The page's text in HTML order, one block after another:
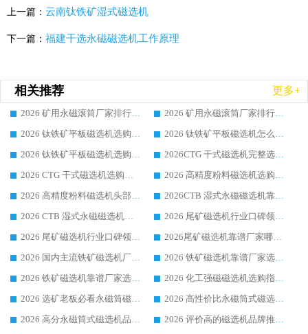
上一篇： 云南钛铁矿湿式磁选机
下一篇： 福建干选永磁磁选机工作原理
相关推荐 更多+
2026 矿用永磁滚筒厂家排行榜选购干货指南 行业口碑标杆华体会手机网页版-华体会(中国) 实力出众
2026 矿用永磁滚筒厂家排行榜选购指南，行业口碑领域强者华体会手机网页版-华体会(中国)
2026 钛铁矿平板磁选机选购全攻略 市场公认优质品牌厂家实力排行榜
2026 钛铁矿平板磁选机怎么选 靠谱生产企业实力排行榜选购参考攻略
2026 钛铁矿平板磁选机选购指南 行业口碑优选品牌生产企业实力排行榜
2026CTG 干式磁选机完整选购指南 行业口碑顶尖靠谱生产龙头厂家实力推荐
2026 CTG 干式磁选机选购指南|行业口碑靠谱生产厂家领域强者推荐
2026 高精度粉料磁选机选购全攻略 行业优质品牌华体会手机网页版-华体会(中国) 实力深度解析
2026 高精度粉料磁选机头部厂家选购指南 行业口碑靠谱品牌推荐 领域强者华体会手机网页版-华体会(中国) 解析
2026CTB 湿式永磁磁选机靠谱厂家实力排行榜 铁矿选矿设备采购全流程选购指南
2026 CTB 湿式永磁磁选机选购指南|行业口碑良好品牌推荐，领域强者华体会手机网页版-华体会(中国)
2026 尾矿磁选机行业口碑领域强者，源头直供国内主流厂家华体会手机网页版-华体会(中国) 一站式服务
2026 尾矿磁选机行业口碑领域强者，源头直供国内主流厂家华体会手机网页版-华体会(中国) 一站式服务
2026尾矿磁选机靠谱厂家哪家好 行业口碑领域强者华体会手机网页版-华体会(中国) 推荐
2026 国内主流铁矿磁选机厂家选购指南|行业口碑好品牌推荐，领域强者华体会手机网页版-华体会(中国)
2026 铁矿磁选机靠谱厂家选购全攻略 行业标杆华体会手机网页版-华体会(中国) 设备性价比出众
2026 铁矿磁选机靠谱厂家选购指南，领域强者华体会手机网页版-华体会(中国) 铁矿磁选机性价比高
2026 化工强磁磁选机选购指南 5 家行业口碑靠谱厂家领域强者推荐
2026 选矿老板必看永磁筒磁选机推荐 行业头部品牌口碑设备选购全攻略
2026 高性价比永磁筒式磁选机品牌盘点 行业强者口碑实测选购完整指南
2026 高分永磁筒式磁选机品牌推荐 选矿设备强者对比测评采购避坑全攻略
2026 评价高的磁选机品牌推荐选购指南，永磁筒式磁选机设备领域强者全景行业口碑解析